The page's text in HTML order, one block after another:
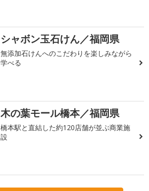
シャボン玉石けん／福岡県
無添加石けんへのこだわりを楽しみながら
学べる
木の葉モール橋本／福岡県
橋本駅と直結した約120店舗が並ぶ商業施
設